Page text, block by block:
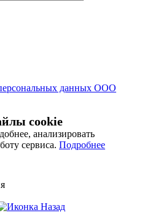
данных ООО
cookie
анализировать
сервиса. Подробнее
Назад